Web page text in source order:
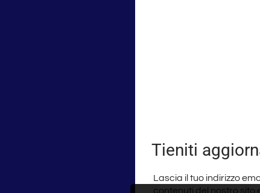
Tieniti
Lascia il tuo indirizzo
contenuti del nostro sito